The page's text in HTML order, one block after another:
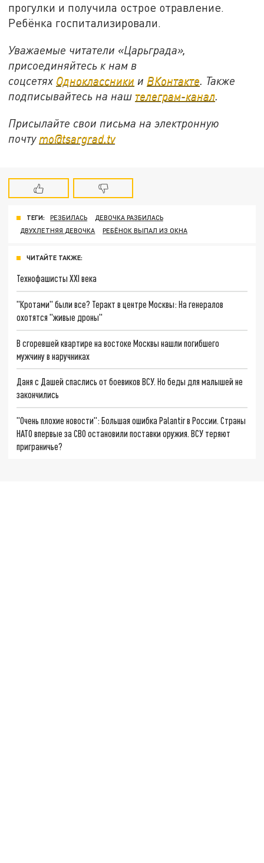
прогулки и получила острое отравление.
Ребёнка госпитализировали.
Уважаемые читатели «Царьграда»,
присоединяйтесь к нам в
соцсетях Одноклассники и ВКонтакте. Также
подписывайтесь на наш телеграм-канал.
Присылайте свои письма на электронную
почту mo@tsargrad.tv
ТЕГИ: РЕЗБИЛАСЬ
ДЕВОЧКА РАЗБИЛАСЬ
ДВУХЛЕТНЯЯ ДЕВОЧКА
РЕБЁНОК ВЫПАЛ ИЗ ОКНА
ЧИТАЙТЕ ТАКЖЕ:
Технофашисты XXI века
"Кротами" были все? Теракт в центре Москвы: На генералов
охотятся "живые дроны"
В сгоревшей квартире на востоке Москвы нашли погибшего
мужчину в наручниках
Даня с Дашей спаслись от боевиков ВСУ. Но беды для малышей не
закончились
"Очень плохие новости": Большая ошибка Palantir в России. Страны
НАТО впервые за СВО остановили поставки оружия. ВСУ теряют
приграничье?